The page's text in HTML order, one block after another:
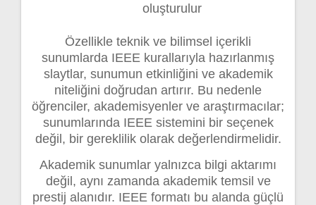
oluşturulur
Özellikle teknik ve bilimsel içerikli
sunumlarda IEEE kurallarıyla hazırlanmış
slaytlar, sunumun etkinliğini ve akademik
niteliğini doğrudan artırır. Bu nedenle
öğrenciler, akademisyenler ve araştırmacılar;
sunumlarında IEEE sistemini bir seçenek
değil, bir gereklilik olarak değerlendirmelidir.
Akademik sunumlar yalnızca bilgi aktarımı
değil, aynı zamanda akademik temsil ve
prestij alanıdır. IEEE formatı bu alanda güçlü